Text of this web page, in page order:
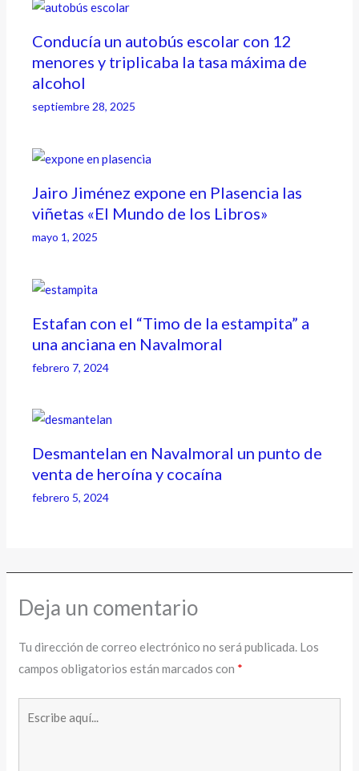
Conducía un autobús escolar con 12
menores y triplicaba la tasa máxima de
alcohol
septiembre 28, 2025
Jairo Jiménez expone en Plasencia las
viñetas «El Mundo de los Libros»
mayo 1, 2025
Estafan con el “Timo de la estampita” a
una anciana en Navalmoral
febrero 7, 2024
Desmantelan en Navalmoral un punto de
venta de heroína y cocaína
febrero 5, 2024
Deja un comentario
Tu dirección de correo electrónico no será publicada. Los
campos obligatorios están marcados con *